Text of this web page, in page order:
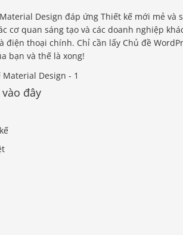
Design đáp ứng Thiết kế mới mẻ và
cơ quan sáng tạo và các doanh nghiệp
điện thoại chính. Chỉ cần lấy Chủ đề
bạn và thế là xong!
đây